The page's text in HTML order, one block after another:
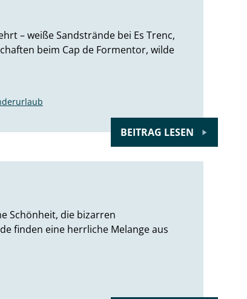
– weiße Sandstrände bei Es Trenc,
beim Cap de Formentor, wilde
BEITRAG LESEN
Schönheit, die bizarren
finden eine herrliche Melange aus